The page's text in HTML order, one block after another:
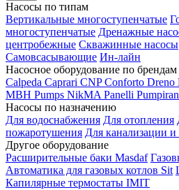
Насосы по типам
Вертикальные многоступенчатые
многоступенчатые Дренажные
центробежные Скважинные насосы
Самовсасывающие Ин-лайн
Насосное оборудование по брендам
Calpeda Caprari CNP Conforto Dreno
MBH Pumps NikMA Panelli Pumpiran
Насосы по назначению
Для водоснабжения Для отопления
пожаротушения Для канализации и
Другое оборудование
Расширительные баки Masdaf
Автоматика для газовых котлов Sit
Капилярные термостаты IMIT